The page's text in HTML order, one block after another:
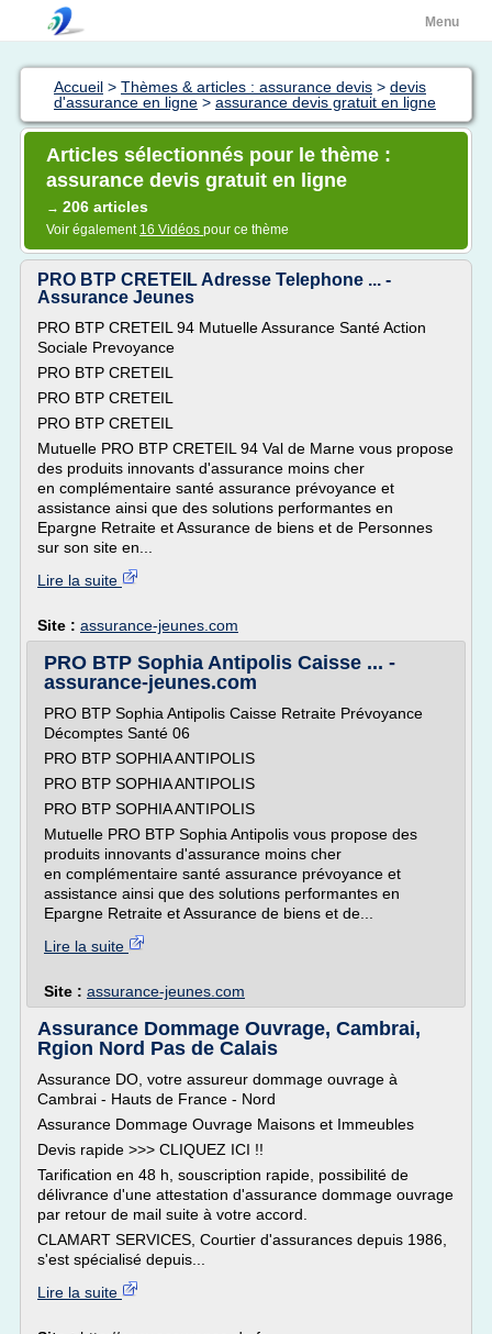
Menu
Accueil > Thèmes & articles : assurance devis > devis
d'assurance en ligne > assurance devis gratuit en ligne
Articles sélectionnés pour le thème :
assurance devis gratuit en ligne
→ 206 articles
Voir également 16 Vidéos pour ce thème
PRO BTP CRETEIL Adresse Telephone ... -
Assurance Jeunes
PRO BTP CRETEIL 94 Mutuelle Assurance Santé Action
Sociale Prevoyance
PRO BTP CRETEIL
PRO BTP CRETEIL
PRO BTP CRETEIL
Mutuelle PRO BTP CRETEIL 94 Val de Marne vous propose
des produits innovants d'assurance moins cher
en complémentaire santé assurance prévoyance et
assistance ainsi que des solutions performantes en
Epargne Retraite et Assurance de biens et de Personnes
sur son site en...
Lire la suite
Site : assurance-jeunes.com
PRO BTP Sophia Antipolis Caisse ... -
assurance-jeunes.com
PRO BTP Sophia Antipolis Caisse Retraite Prévoyance
Décomptes Santé 06
PRO BTP SOPHIA ANTIPOLIS
PRO BTP SOPHIA ANTIPOLIS
PRO BTP SOPHIA ANTIPOLIS
Mutuelle PRO BTP Sophia Antipolis vous propose des
produits innovants d'assurance moins cher
en complémentaire santé assurance prévoyance et
assistance ainsi que des solutions performantes en
Epargne Retraite et Assurance de biens et de...
Lire la suite
Site : assurance-jeunes.com
Assurance Dommage Ouvrage, Cambrai,
Rgion Nord Pas de Calais
Assurance DO, votre assureur dommage ouvrage à
Cambrai - Hauts de France - Nord
Assurance Dommage Ouvrage Maisons et Immeubles
Devis rapide >>> CLIQUEZ ICI !!
Tarification en 48 h, souscription rapide, possibilité de
délivrance d'une attestation d'assurance dommage ouvrage
par retour de mail suite à votre accord.
CLAMART SERVICES, Courtier d'assurances depuis 1986,
s'est spécialisé depuis...
Lire la suite